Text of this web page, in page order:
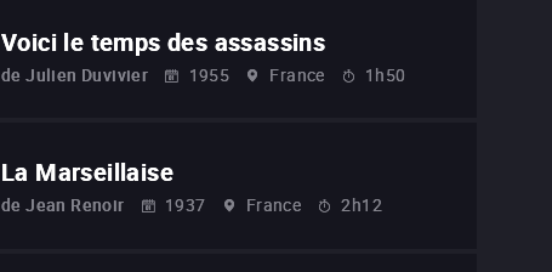
Voici le temps des assassins
de Julien Duvivier 1955 France 1h50
La Marseillaise
de Jean Renoir 1937 France 2h12